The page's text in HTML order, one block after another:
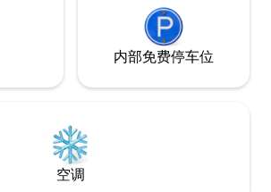
内部免费停车位
空调